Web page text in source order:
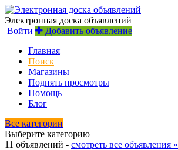
Электронная доска объявлений
Войти
Добавить объявление
Главная
Поиск
Магазины
Поднять просмотры
Помощь
Блог
Все категории
Выберите категорию
11 объявлений - смотреть все объявления »